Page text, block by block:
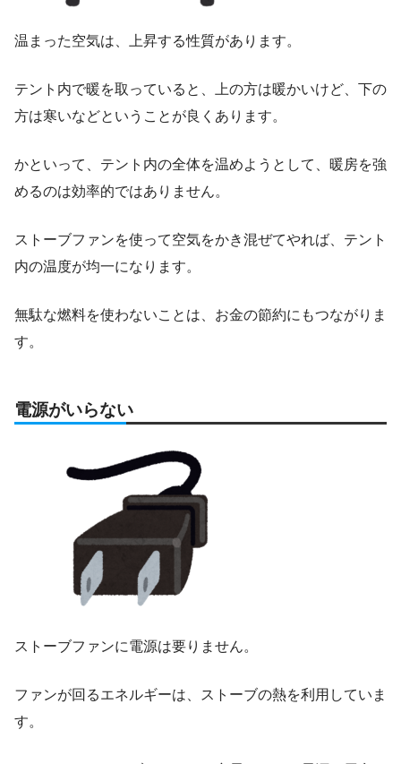
温まった空気は、上昇する性質があります。
テント内で暖を取っていると、上の方は暖かいけど、下の
方は寒いなどということが良くあります。
かといって、テント内の全体を温めようとして、暖房を強
めるのは効率的ではありません。
ストーブファンを使って空気をかき混ぜてやれば、テント
内の温度が均一になります。
無駄な燃料を使わないことは、お金の節約にもつながりま
す。
電源がいらない
ストーブファンに電源は要りません。
ファンが回るエネルギーは、ストーブの熱を利用していま
す。